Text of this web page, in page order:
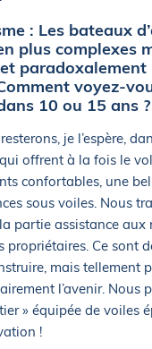
: Les bateaux
plus complexes
paradoxalement
voyez-
10 ou 15 ans ?
je l’espère,
offrent à la fois le
confortables, une
sous voiles. Nous
partie assistance
propriétaires. Ce sont
mais tellement
l’avenir. Nous
» équipée de voiles
!